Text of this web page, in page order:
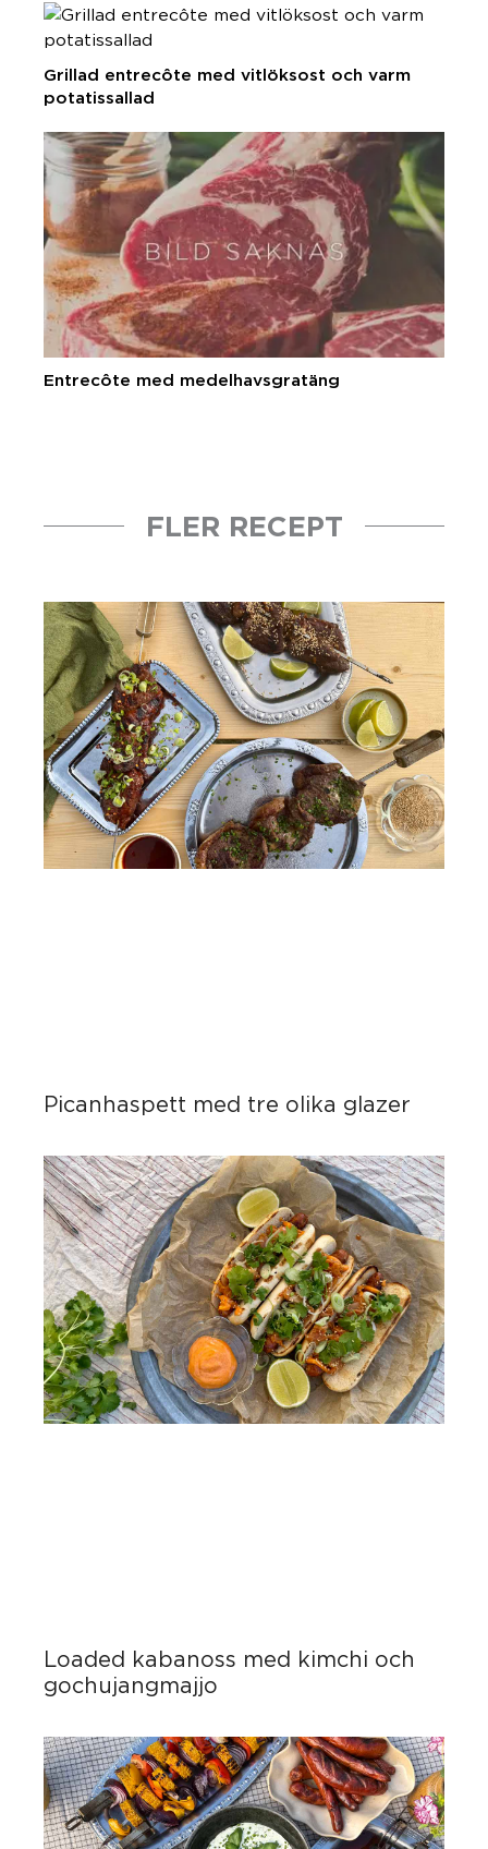
Grillad entrecôte med vitlöksost och varm
potatissallad
Entrecôte med medelhavsgratäng
FLER RECEPT
Picanhaspett med tre olika glazer
Loaded kabanoss med kimchi och
gochujangmajjo